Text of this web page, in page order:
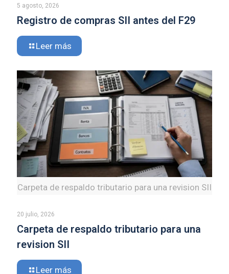
5 agosto, 2026
Registro de compras SII antes del F29
Leer más
Carpeta de respaldo tributario para una revision SII
20 julio, 2026
Carpeta de respaldo tributario para una
revision SII
Leer más